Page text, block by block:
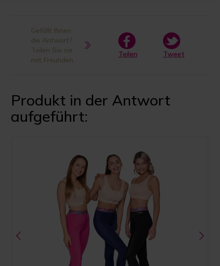
Gefällt Ihnen
die Antwort?
Teilen Sie sie
mit Freunden.
Teilen Tweet
Produkt in der Antwort
aufgeführt: